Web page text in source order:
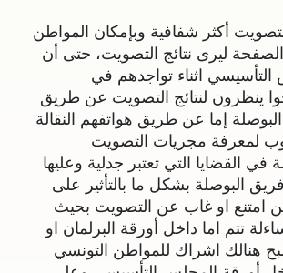
أكثر شفافية وبإمكان المواطن
ليرى نتائج التصويت، حتى أن
اثناء تواجدهم في
ينظرون لنتائج التصويت عن طريق
إما عن طريق هواتفهم النقالة
لمعرفة مجريات التصويت
في القضايا التي تعتبر جدلية وعليها
البوصلة بشكل ما بالتأثير على
او غاب عن التصويت بحيث
تتم اما داخل أورقة البرلمان او
هنالك اشراك للمواطن التونسي